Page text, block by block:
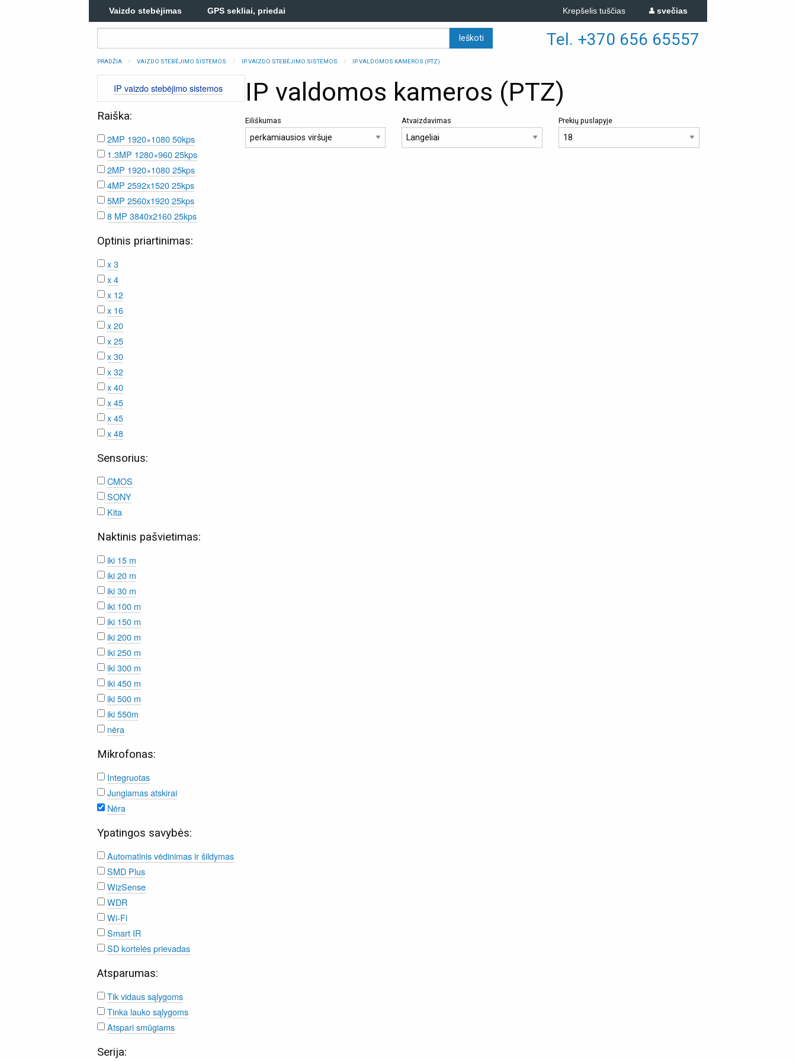
Vaizdo stebėjimas GPS sekliai, priedai svečias
Krepšelis tuščias
Tel. +370 656 65557
PRADŽIA VAIZDO STEBĖJIMO SISTEMOS IP VAIZDO STEBĖJIMO SISTEMOS IP VALDOMOS KAMEROS (PTZ)
IP vaizdo stebėjimo sistemos
Raiška:
2MP 1920×1080 50kps
1.3MP 1280×960 25kps
2MP 1920×1080 25kps
4MP 2592x1520 25kps
5MP 2560x1920 25kps
8 MP 3840x2160 25kps
Optinis priartinimas:
x 3
x 4
x 12
x 16
x 20
x 25
x 30
x 32
x 40
x 45
x 45
x 48
Sensorius:
CMOS
SONY
Kita
Naktinis pašvietimas:
iki 15 m
iki 20 m
iki 30 m
iki 100 m
iki 150 m
iki 200 m
iki 250 m
iki 300 m
iki 450 m
iki 500 m
iki 550m
nėra
Mikrofonas:
Integruotas
Jungiamas atskirai
Nėra
Ypatingos savybės:
Automatinis vėdinimas ir šildymas
SMD Plus
WizSense
WDR
Wi-Fi
Smart IR
SD kortelės prievadas
Atsparumas:
Tik vidaus sąlygoms
Tinka lauko sąlygoms
Atspari smūgiams
Serija:
IP valdomos kameros (PTZ)
Eiliškumas Atvaizdavimas Prekių puslapyje